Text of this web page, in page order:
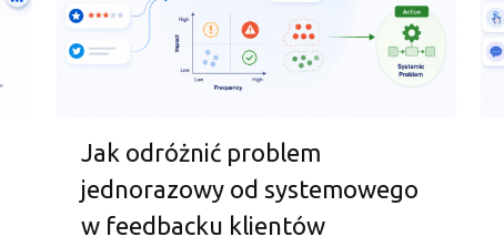
Jak odróżnić problem
jednorazowy od systemowego
w feedbacku klientów